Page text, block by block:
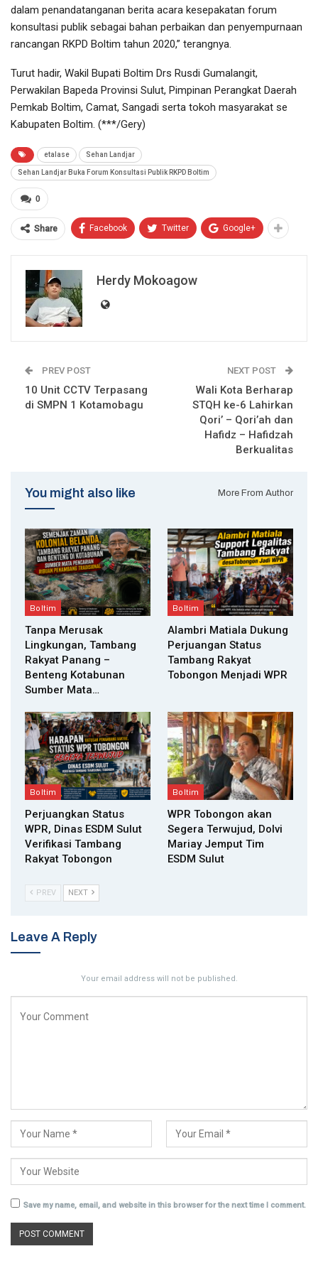
dalam penandatanganan berita acara kesepakatan forum
konsultasi publik sebagai bahan perbaikan dan penyempurnaan
rancangan RKPD Boltim tahun 2020,” terangnya.
Turut hadir, Wakil Bupati Boltim Drs Rusdi Gumalangit,
Perwakilan Bapeda Provinsi Sulut, Pimpinan Perangkat Daerah
Pemkab Boltim, Camat, Sangadi serta tokoh masyarakat se
Kabupaten Boltim. (***/Gery)
etalase Sehan Landjar
Sehan Landjar Buka Forum Konsultasi Publik RKPD Boltim
0
Share Facebook Twitter Google+
Herdy Mokoagow
PREV POST
10 Unit CCTV Terpasang
di SMPN 1 Kotamobagu
NEXT POST
Wali Kota Berharap
STQH ke-6 Lahirkan
Qori’ – Qori’ah dan
Hafidz – Hafidzah
Berkualitas
You might also like More From Author
Boltim
Tanpa Merusak
Lingkungan, Tambang
Rakyat Panang –
Benteng Kotabunan
Sumber Mata…
Boltim
Alambri Matiala Dukung
Perjuangan Status
Tambang Rakyat
Tobongon Menjadi WPR
Boltim
Perjuangkan Status
WPR, Dinas ESDM Sulut
Verifikasi Tambang
Rakyat Tobongon
Boltim
WPR Tobongon akan
Segera Terwujud, Dolvi
Mariay Jemput Tim
ESDM Sulut
PREV NEXT
Leave A Reply
Your email address will not be published.
Save my name, email, and website in this browser for the next time I comment.